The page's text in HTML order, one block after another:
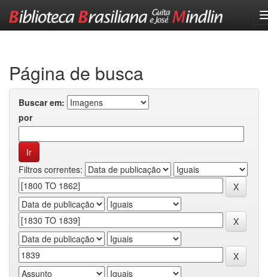
Página de busca
Buscar em:
por
Filtros correntes: